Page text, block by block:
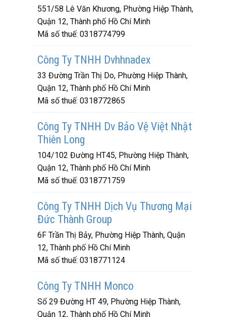
551/58 Lê Văn Khương, Phường Hiệp Thành,
Quận 12, Thành phố Hồ Chí Minh
Mã số thuế: 0318774799
Công Ty TNHH Dvhhnadex
33 Đường Trần Thị Do, Phường Hiệp Thành,
Quận 12, Thành phố Hồ Chí Minh
Mã số thuế: 0318772865
Công Ty TNHH Dv Bảo Vệ Việt Nhật
Thiên Long
104/102 Đường HT45, Phường Hiệp Thành,
Quận 12, Thành phố Hồ Chí Minh
Mã số thuế: 0318771759
Công Ty TNHH Dịch Vụ Thương Mại
Đức Thành Group
6F Trần Thị Bảy, Phường Hiệp Thành, Quận
12, Thành phố Hồ Chí Minh
Mã số thuế: 0318771124
Công Ty TNHH Monco
Số 29 Đường HT 49, Phường Hiệp Thành,
Quận 12, Thành phố Hồ Chí Minh